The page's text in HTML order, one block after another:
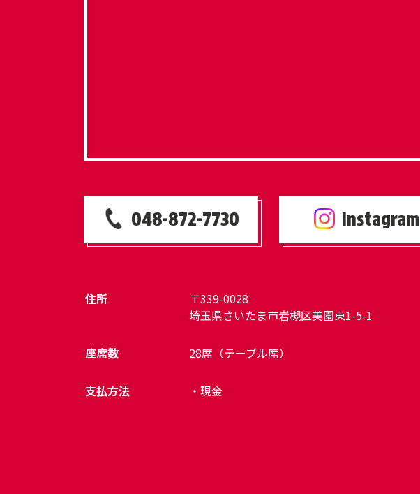
048-872-7730 instagram
住所
〒339-0028
埼玉県さいたま市岩槻区美園東1-5-1
座席数 28席（テーブル席）
支払方法 ・現金